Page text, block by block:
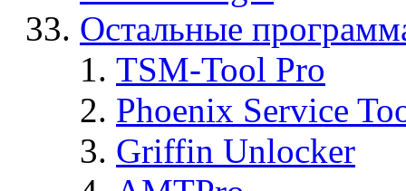
Остальные
TSM-Tool Pro
Phoenix Service
Griffin Unlocker